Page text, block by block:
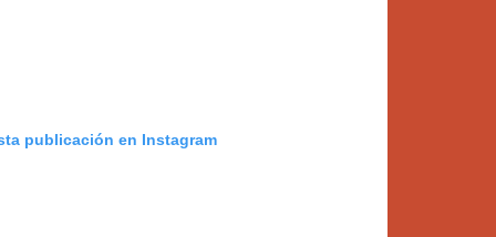
publicación en Instagram